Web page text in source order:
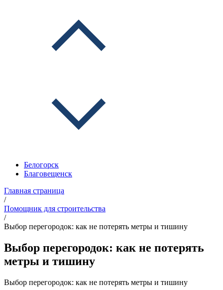
Белогорск
Благовещенск
Главная страница
/
Помощник для строительства
/
Выбор перегородок: как не потерять метры и тишину
Выбор перегородок: как не потерять
метры и тишину
Выбор перегородок: как не потерять метры и тишину